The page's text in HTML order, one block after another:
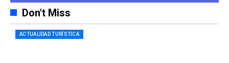
Don't Miss
ACTUALIDAD TURÍSTICA